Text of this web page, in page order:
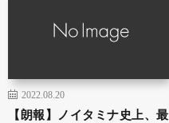
2022.08.20
【朗報】ノイタミナ史上、最